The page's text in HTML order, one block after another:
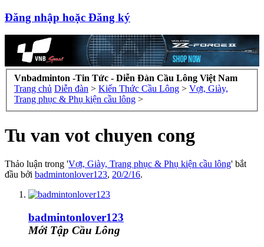
Đăng nhập hoặc Đăng ký
Vnbadminton -Tin Tức - Diễn Đàn Cầu Lông Việt Nam
Trang chủ Diễn đàn > Kiến Thức Cầu Lông > Vợt, Giày,
Trang phục & Phụ kiện cầu lông >
Tu van vot chuyen cong
Thảo luận trong 'Vợt, Giày, Trang phục & Phụ kiện cầu lông' bắt
đầu bởi badmintonlover123, 20/2/16.
badmintonlover123
Mới Tập Cầu Lông